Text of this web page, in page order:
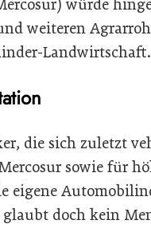
würde
weiteren
Landwirtschaft.
die sich zuletzt
sowie für
eigene
doch kein